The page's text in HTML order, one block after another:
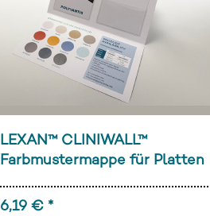
LEXAN™ CLINIWALL™
Farbmustermappe für Platten
6,19 € *